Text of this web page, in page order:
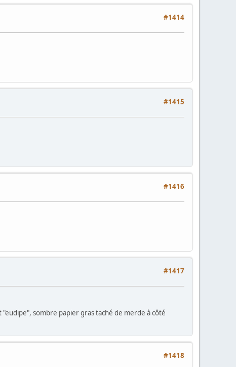
#1414
#1415
#1416
#1417
sombre papier gras taché de merde à côté
#1418